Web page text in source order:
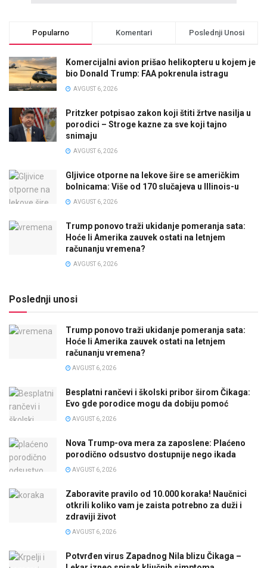
Popularno Komentari Poslednji Unosi
Komercijalni avion prišao helikopteru u kojem je
bio Donald Trump: FAA pokrenula istragu
AVGUST 6, 2026
Pritzker potpisao zakon koji štiti žrtve nasilja u
porodici – Stroge kazne za sve koji tajno
snimaju
AVGUST 6, 2026
Gljivice otporne na lekove šire se američkim
bolnicama: Više od 170 slučajeva u Illinois-u
AVGUST 6, 2026
Trump ponovo traži ukidanje pomeranja sata:
Hoće li Amerika zauvek ostati na letnjem
računanju vremena?
AVGUST 6, 2026
Poslednji unosi
Trump ponovo traži ukidanje pomeranja sata:
Hoće li Amerika zauvek ostati na letnjem
računanju vremena?
AVGUST 6, 2026
Besplatni rančevi i školski pribor širom Čikaga:
Evo gde porodice mogu da dobiju pomoć
AVGUST 6, 2026
Nova Trump-ova mera za zaposlene: Plaćeno
porodično odsustvo dostupnije nego ikada
AVGUST 6, 2026
Zaboravite pravilo od 10.000 koraka! Naučnici
otkrili koliko vam je zaista potrebno za duži i
zdraviji život
AVGUST 6, 2026
Potvrđen virus Zapadnog Nila blizu Čikaga –